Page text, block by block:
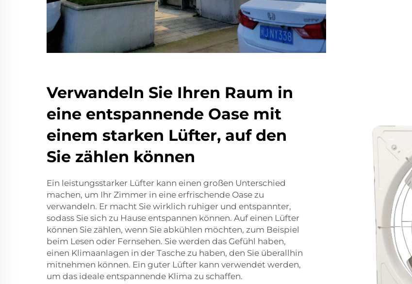
Verwandeln Sie Ihren Raum in
eine entspannende Oase mit
einem starken Lüfter, auf den
Sie zählen können
Ein leistungsstarker Lüfter kann einen großen Unterschied
machen, um Ihr Zimmer in eine erfrischende Oase zu
verwandeln. Er macht Sie wirklich ruhiger und entspannter,
sodass Sie sich zu Hause entspannen können. Auf einen Lüfter
können Sie zählen, wenn Sie abkühlen möchten, zum Beispiel
beim Lesen oder Fernsehen. Sie werden das Gefühl haben,
einen Klimaanlagen in der Tasche zu haben, den Sie überallhin
mitnehmen können. Ein guter Lüfter kann verwendet werden,
um das ideale entspannende Klima zu schaffen.